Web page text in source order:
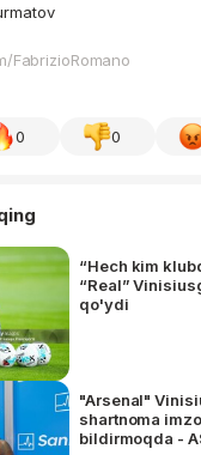
FabrizioRomano
0 0
“Hech kim
“Real”
qo'ydi
"Arsenal"
shartnoma
bildirmoqda -